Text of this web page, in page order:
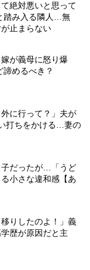
絶対悪いと思って
踏み入る隣人…無
止まらない
が義母に怒り爆
めるべき？
に行って？」夫が
打ちをかける…妻の
子だったが…「うど
小さな違和感【あ
りしたのよ！」義
歴が原因だと主